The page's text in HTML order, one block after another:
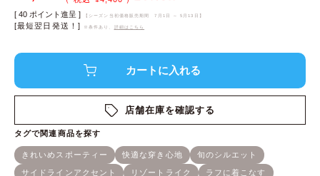
[ 40 ポイント進呈 ] 【シーズン当初価格販売期間 7月1日 ～ 5月13日 】
[最短翌日発送！] ※条件あり、 詳細はこちら
店舗在庫を確認する